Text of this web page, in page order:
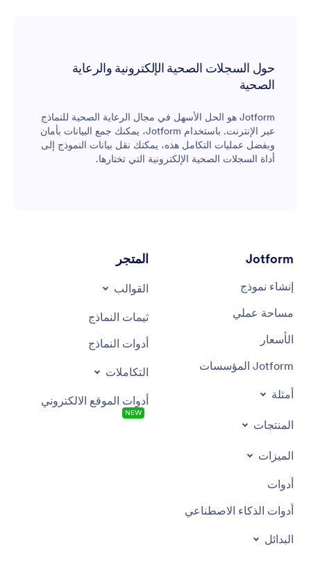
حول السجلات الصحية الإلكترونية والرعاية
الصحية
Jotform هو الحل الأسهل في مجال الرعاية الصحية للنماذج
عبر الإنترنت. باستخدام Jotform، يمكنك جمع البيانات بأمان
وبفضل عمليات التكامل هذه، يمكنك نقل بيانات النموذج إلى
أداة السجلات الصحية الإلكترونية التي تختارها.
Jotform
إنشاء نموذج
مساحة عملي
الأسعار
Jotform المؤسسات
أمثلة
المنتجات
الميزات
أدوات
أدوات الذكاء الاصطناعي
البدائل
المتجر
القوالب
ثيمات النماذج
أدوات النماذج
التكاملات
أدوات الموقع الالكتروني
NEW